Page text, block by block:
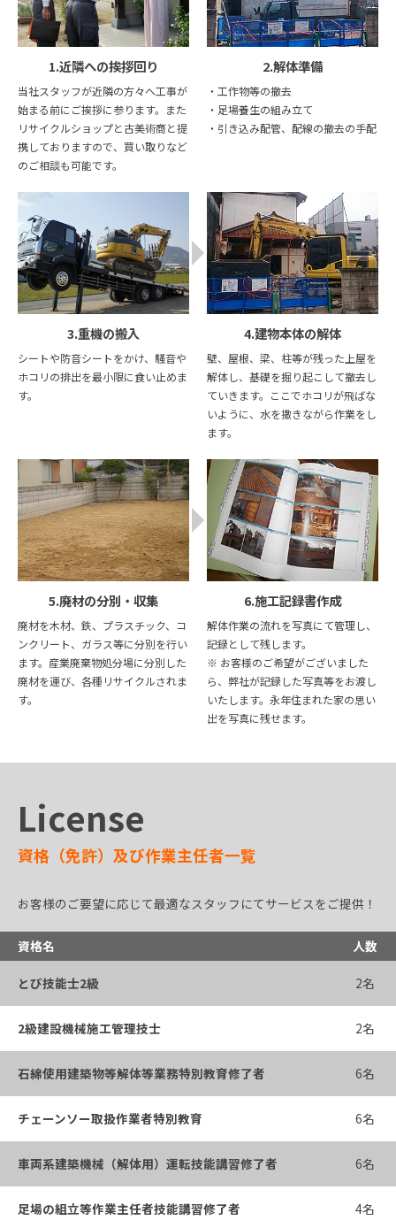
1.近隣への挨拶回り
当社スタッフが近隣の方々へ工事が
始まる前にご挨拶に参ります。また
リサイクルショップと古美術商と提
携しておりますので、買い取りなど
のご相談も可能です。
2.解体準備
・工作物等の撤去
・足場養生の組み立て
・引き込み配管、配線の撤去の手配
3.重機の搬入
シートや防音シートをかけ、騒音や
ホコリの排出を最小限に食い止めま
す。
4.建物本体の解体
壁、屋根、梁、柱等が残った上屋を
解体し、基礎を掘り起こして撤去し
ていきます。ここでホコリが飛ばな
いように、水を撒きながら作業をし
ます。
5.廃材の分別・収集
廃材を木材、鉄、プラスチック、コ
ンクリート、ガラス等に分別を行い
ます。産業廃棄物処分場に分別した
廃材を運び、各種リサイクルされま
す。
6.施工記録書作成
解体作業の流れを写真にて管理し、
記録として残します。
※ お客様のご希望がございました
ら、弊社が記録した写真等をお渡し
いたします。永年住まれた家の思い
出を写真に残せます。
License
資格（免許）及び作業主任者一覧
お客様のご要望に応じて最適なスタッフにてサービスをご提供！
資格名 人数
とび技能士2級 2名
2級建設機械施工管理技士 2名
石綿使用建築物等解体等業務特別教育修了者 6名
チェーンソー取扱作業者特別教育 6名
車両系建築機械（解体用）運転技能講習修了者 6名
足場の組立等作業主任者技能講習修了者 4名